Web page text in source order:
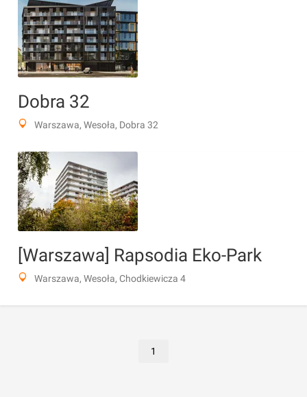
Dobra 32
Warszawa, Wesoła, Dobra 32
[Warszawa] Rapsodia Eko-Park
Warszawa, Wesoła, Chodkiewicza 4
1